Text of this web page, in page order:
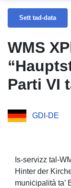
Sett tad-data
WMS
Parti VI
GDI-DE
Is-servizz tal-
Hinter der
muniċipalità ta’